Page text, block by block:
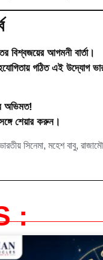
বিশ্বজয়ের আগমনী বার্তা।
গঠিত এই উদ্যোগ
অভিমত!
শেয়ার করুন।
সিনেমা, মহেশ বাবু,
: